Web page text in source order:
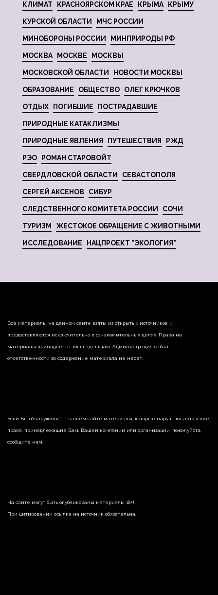
КЛИМАТ КРАСНОЯРСКОМ КРАЕ КРЫМА КРЫМУ
КУРСКОЙ ОБЛАСТИ МЧС РОССИИ
МИНОБОРОНЫ РОССИИ МИНПРИРОДЫ РФ
МОСКВА МОСКВЕ МОСКВЫ
МОСКОВСКОЙ ОБЛАСТИ НОВОСТИ МОСКВЫ
ОБРАЗОВАНИЕ ОБЩЕСТВО ОЛЕГ КРЮЧКОВ
ОТДЫХ ПОГИБШИЕ ПОСТРАДАВШИЕ
ПРИРОДНЫЕ КАТАКЛИЗМЫ
ПРИРОДНЫЕ ЯВЛЕНИЯ ПУТЕШЕСТВИЯ РЖД
РЭО РОМАН СТАРОВОЙТ
СВЕРДЛОВСКОЙ ОБЛАСТИ СЕВАСТОПОЛЯ
СЕРГЕЙ АКСЕНОВ СИБУР
СЛЕДСТВЕННОГО КОМИТЕТА РОССИИ СОЧИ
ТУРИЗМ ЖЕСТОКОЕ ОБРАЩЕНИЕ С ЖИВОТНЫМИ
ИССЛЕДОВАНИЕ НАЦПРОЕКТ "ЭКОЛОГИЯ"
Все материалы на данном сайте взяты из открытых источников и
предоставляются исключительно в ознакомительных целях. Права на
материалы принадлежат их владельцам. Администрация сайта
ответственности за содержание материала не несет.
Если Вы обнаружили на нашем сайте материалы, которые нарушают авторские
права, принадлежащие Вам, Вашей компании или организации, пожалуйста,
сообщите нам.
На сайте могут быть опубликованы материалы 18+!
При цитировании ссылка на источник обязательна.